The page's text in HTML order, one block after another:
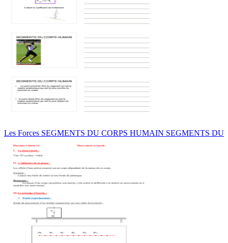
Les Forces SEGMENTS DU CORPS HUMAIN SEGMENTS DU